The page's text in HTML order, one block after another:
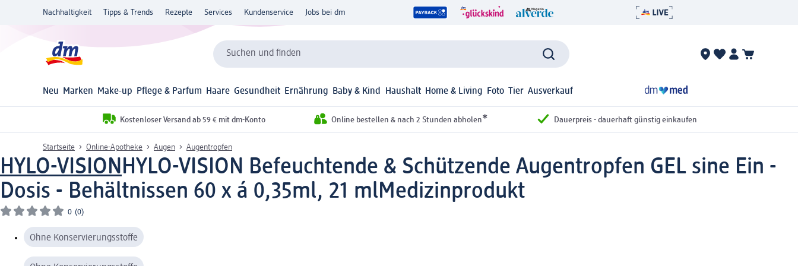
Nachhaltigkeit Tipps & Trends Rezepte Services Kundenservice Jobs bei dm
Suchen und finden
Neu Marken Make-up Pflege & Parfum Haare Gesundheit Ernährung Baby & Kind Haushalt Home & Living Foto Tier Ausverkauf
Kostenloser Versand ab 59 € mit dm-Konto Online bestellen & nach 2 Stunden abholen* Dauerpreis - dauerhaft günstig einkaufen
Startseite Online-Apotheke Augen Augentropfen
HYLO-VISIONHYLO-VISION Befeuchtende & Schützende Augentropfen GEL sine Ein -
Dosis - Behältnissen 60 x á 0,35ml, 21 mlMedizinprodukt
0 (0)
Ohne Konservierungsstoffe